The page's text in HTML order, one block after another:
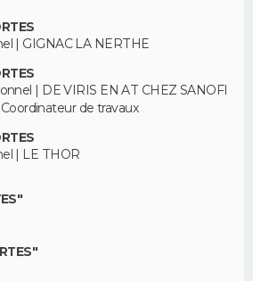
| GIGNAC LA NERTHE
| DE VIRIS EN AT CHEZ SANOFI
de travaux
| LE THOR